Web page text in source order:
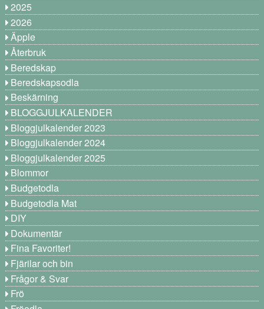
2025
2026
Äpple
Återbruk
Beredskap
Beredskapsodla
Beskärning
BLOGGJULKALENDER
Bloggjulkalender 2023
Bloggjulkalender 2024
Bloggjulkalender 2025
Blommor
Budgetodla
Budgetodla Mat
DIY
Dokumentär
Fina Favoriter!
Fjärilar och bin
Frågor & Svar
Frö